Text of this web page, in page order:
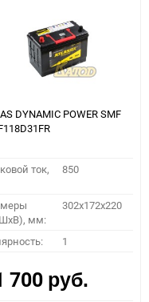
DYNAMIC POWER SMF
ток,
850
мм:
302x172x220
1
700 руб.